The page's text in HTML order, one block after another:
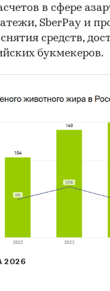
в сфере
SberPay и
средств,
букмекеров.
2026